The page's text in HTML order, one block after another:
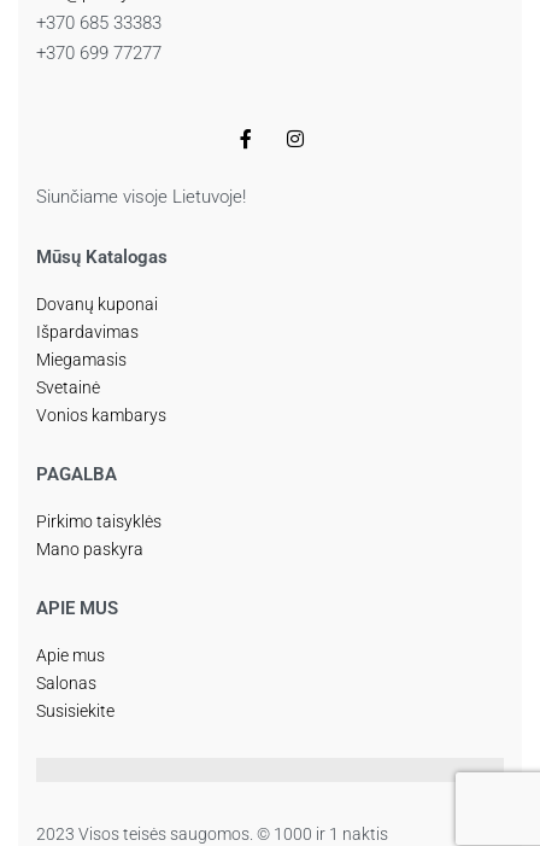
+370 685 33383
+370 699 77277
Siunčiame visoje Lietuvoje!
Mūsų Katalogas
Dovanų kuponai
Išpardavimas
Miegamasis
Svetainė
Vonios kambarys
PAGALBA
Pirkimo taisyklės
Mano paskyra
APIE MUS
Apie mus
Salonas
Susisiekite
2023 Visos teisės saugomos. © 1000 ir 1 naktis